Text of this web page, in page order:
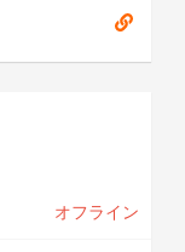
オフライン